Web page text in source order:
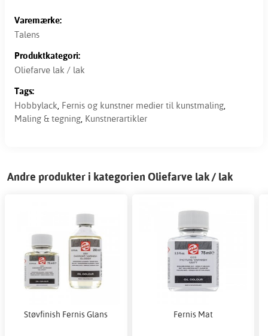
Varemærke:
Talens
Produktkategori:
Oliefarve lak / lak
Tags:
Hobbylack, Fernis og kunstner medier til kunstmaling,
Maling & tegning, Kunstnerartikler
Andre produkter i kategorien Oliefarve lak / lak
Støvfinish Fernis Glans Fernis Mat